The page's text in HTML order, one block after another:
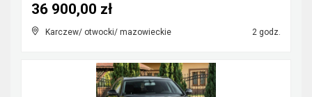
Karczew/ otwocki/ mazowieckie 2 godz.
36 900,00 zł